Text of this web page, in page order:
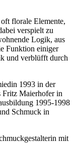
florale Elemente,
verspielt zu
Logik, aus
Funktion einiger
und verblüfft durch
1993 in der
Fritz Maierhofer in
1995-1998
Schmuck in
mit